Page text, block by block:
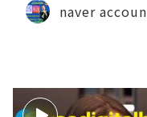
naver